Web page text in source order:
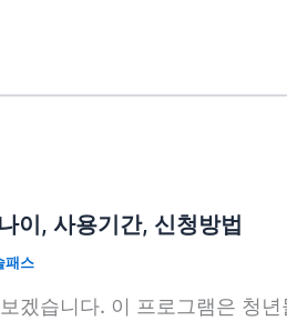
이, 사용기간, 신청방법
패스
겠습니다. 이 프로그램은 청